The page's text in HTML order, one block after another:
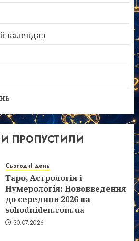
календар
ПРОПУСТИЛИ
Сьогодні день
Таро, Астрологія і
Нумерологія: Нововведення
до середини 2026 на
sohodniden.com.ua
30.07.2026